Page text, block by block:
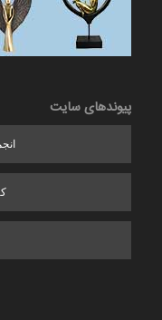
پیوندهای سایت